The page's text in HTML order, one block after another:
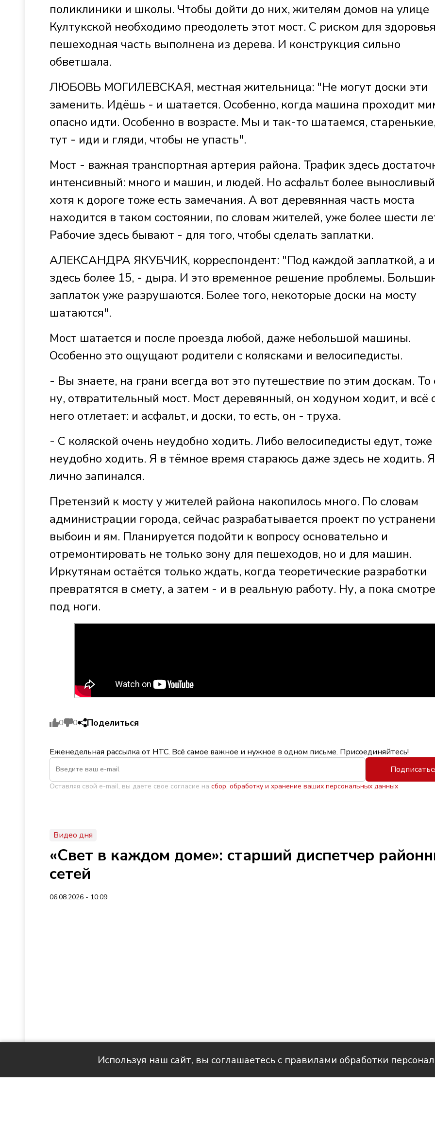
поликлиники и школы. Чтобы дойти до них, жителям домов на улице
Култукской необходимо преодолеть этот мост. С риском для
пешеходная часть выполнена из дерева. И конструкция сильно
обветшала.
ЛЮБОВЬ МОГИЛЕВСКАЯ, местная жительница: "Не могут доски эти
заменить. Идёшь - и шатается. Особенно, когда машина проходит
опасно идти. Особенно в возрасте. Мы и так-то шатаемся,
тут - иди и гляди, чтобы не упасть".
Мост - важная транспортная артерия района. Трафик здесь
интенсивный: много и машин, и людей. Но асфальт более
хотя к дороге тоже есть замечания. А вот деревянная часть моста
находится в таком состоянии, по словам жителей, уже более шести
Рабочие здесь бывают - для того, чтобы сделать заплатки.
АЛЕКСАНДРА ЯКУБЧИК, корреспондент: "Под каждой заплаткой, а
здесь более 15, - дыра. И это временное решение проблемы.
заплаток уже разрушаются. Более того, некоторые доски на мосту
шатаются".
Мост шатается и после проезда любой, даже небольшой машины.
Особенно это ощущают родители с колясками и велосипедисты.
- Вы знаете, на грани всегда вот это путешествие по этим доскам. То
ну, отвратительный мост. Мост деревянный, он ходуном ходит, и всё
него отлетает: и асфальт, и доски, то есть, он - труха.
- С коляской очень неудобно ходить. Либо велосипедисты едут, тоже
неудобно ходить. Я в тёмное время стараюсь даже здесь не ходить.
лично запинался.
Претензий к мосту у жителей района накопилось много. По словам
администрации города, сейчас разрабатывается проект по
выбоин и ям. Планируется подойти к вопросу основательно и
отремонтировать не только зону для пешеходов, но и для машин.
Иркутянам остаётся только ждать, когда теоретические разработки
превратятся в смету, а затем - и в реальную работу. Ну, а пока
под ноги.
0 0 Поделиться
Еженедельная рассылка от НТС. Всё самое важное и нужное в одном письме. Присоединяйтесь!
Оставляя свой e-mail, вы даете свое согласие на сбор, обработку и хранение ваших персональных данных
Видео дня
«Свет в каждом доме»: старший диспетчер
сетей
06.08.2026 - 10:09
Используя наш сайт, вы соглашаетесь с правилами обработки